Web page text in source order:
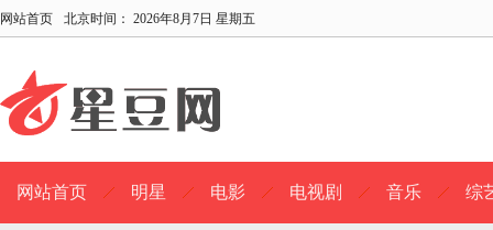
网站首页 北京时间： 2026年8月7日 星期五
网站首页 明星 电影 电视剧 音乐 综